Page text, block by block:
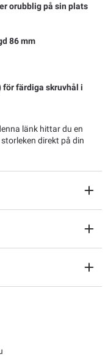
orubblig på sin plats
86 mm
för färdiga skruvhål i
länk hittar du en
direkt på din